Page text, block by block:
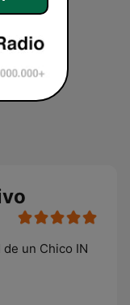
un Chico IN